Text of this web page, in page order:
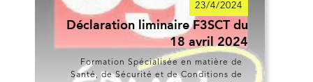
23/4/2024
Déclaration liminaire F3SCT du
18 avril 2024
Formation Spécialisée en matière de
Santé, de Sécurité et de Conditions de